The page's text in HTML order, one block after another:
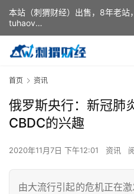
首页 资讯
俄罗斯央行：新冠肺
CBDC的兴趣
2020年11月7日 下午12:01 资讯
由大流行引起的危机正在
本站（刺猬财经）出售，8年老站
tuhaov
This website (ciweicaijing) is
website. If you need it, please